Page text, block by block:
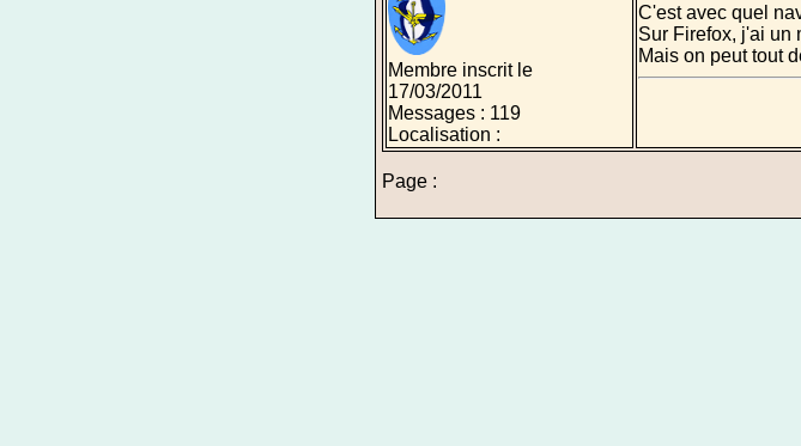
Membre inscrit le
17/03/2011
Messages : 119
Localisation :
C'est avec quel
Sur Firefox, j'ai un
Mais on peut tout
Page :